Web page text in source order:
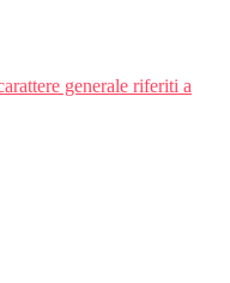
generale riferiti a